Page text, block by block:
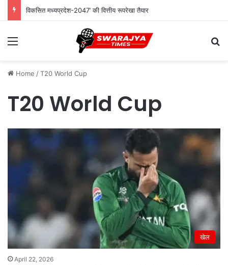
विकसित मध्यप्रदेश-2047’ की वित्तीय रूपरेखा तैयार
Menu
Home /T20 World Cup
T20 World Cup
खेल
April 22, 2026